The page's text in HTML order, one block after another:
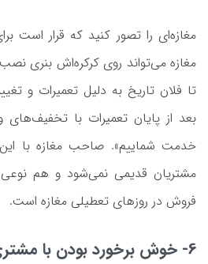
مغازه‌ای را تصور کنید که قرار است
مغازه می‌تواند روی کرکره‌اش بنری
تا فلان تاریخ به دلیل تعمیرات و
بعد از پایان تعمیرات با
خدمت شماییم». صاحب مغازه با
مشتریان قدیمی نمی‌شود و هم نوعی
فروش در روزهای تعطیلی مغازه است.
6- خوش برخورد بودن با مشتری